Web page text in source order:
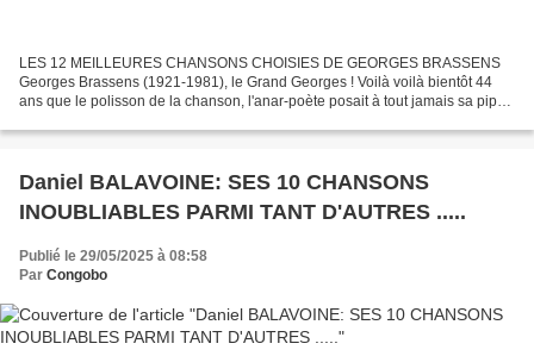
LES 12 MEILLEURES CHANSONS CHOISIES DE GEORGES BRASSENS
Georges Brassens (1921-1981), le Grand Georges ! Voilà voilà bientôt 44
ans que le polisson de la chanson, l'anar-poète posait à tout jamais sa pipe.
Daniel BALAVOINE: SES 10 CHANSONS
INOUBLIABLES PARMI TANT D'AUTRES .....
Publié le 29/05/2025 à 08:58
Par Congobo